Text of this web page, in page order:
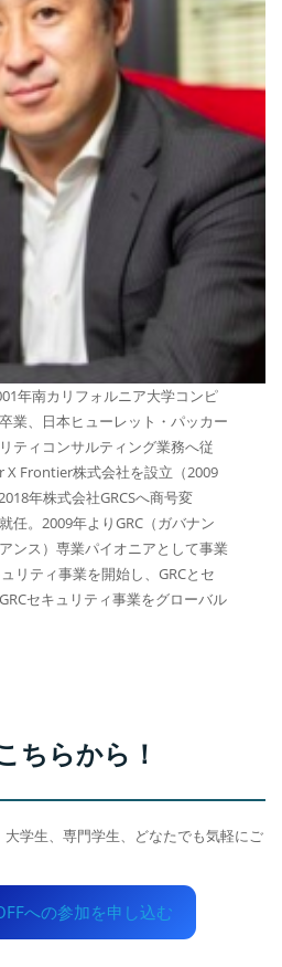
年南カリフォルニア大学コンピ
業、日本ヒューレット・パッカー
ティコンサルティング業務へ従
X Frontier株式会社を設立（2009
年株式会社GRCSへ商号変
任。2009年よりGRC（ガバナン
ンス）専業パイオニアとして事業
リティ事業を開始し、GRCとセ
セキュリティ事業をグローバル
ちらから！
学生、専門学生、どなたでも気軽にご
への参加を申し込む